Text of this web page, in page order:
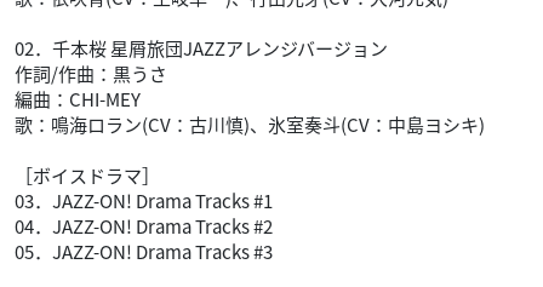
02．千本桜 星屑旅団JAZZアレンジバージョン
作詞/作曲：黒うさ
編曲：CHI-MEY
歌：鳴海ロラン(CV：古川慎)、氷室奏斗(CV：中島ヨシキ)
［ボイスドラマ］
03．JAZZ-ON! Drama Tracks #1
04．JAZZ-ON! Drama Tracks #2
05．JAZZ-ON! Drama Tracks #3